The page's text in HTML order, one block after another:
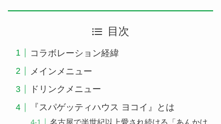
目次
コラボレーション経緯
メインメニュー
ドリンクメニュー
『スパゲッティハウス ヨコイ』とは